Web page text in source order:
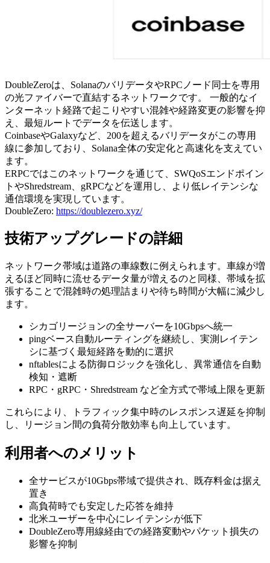
DoubleZeroは、SolanaのバリデータやRPCノード同士を専用
の光ファイバーで直結するネットワークです。 一般的なイ
ンターネット経路で起こりやすい混雑や経路変更の影響を抑
え、最短ルートでデータを伝送します。
CoinbaseやGalaxyなど、200を超えるバリデータがこの専用
線に参加しており、Solana全体の安定化と高速化を支えてい
ます。
ERPCではこのネットワークを通じて、SWQoSエンドポイン
トやShredstream、gRPCなどを運用し、より低レイテンシな
通信環境を実現しています。
DoubleZero: https://doublezero.xyz/
技術アップグレードの詳細
ネットワーク帯域は道路の車線数に例えられます。車線が増
えるほど同時に流せるデータ量が増えるのと同様、帯域を拡
張することで混雑時の処理詰まりや待ち時間が大幅に減少し
ます。
シカゴリージョンの全サーバーを10Gbpsへ統一
pingベース自動ルーティングを継続し、実測レイテン
シに基づく最短経路を動的に選択
nftablesによる防御ロジックを強化し、異常通信を自動
検知・遮断
RPC・gRPC・Shredstream など全方式で帯域上限を更新
これらにより、トラフィック集中時のレスポンス遅延を抑制
し、リージョン間の負荷分散効率も向上しています。
利用者へのメリット
全サービスが10Gbps帯域で提供され、既存料金は据え
置き
高負荷時でも安定した応答を維持
北米ユーザーを中心にレイテンシが低下
DoubleZero専用線経由での経路変動やパケット損失の
影響を抑制